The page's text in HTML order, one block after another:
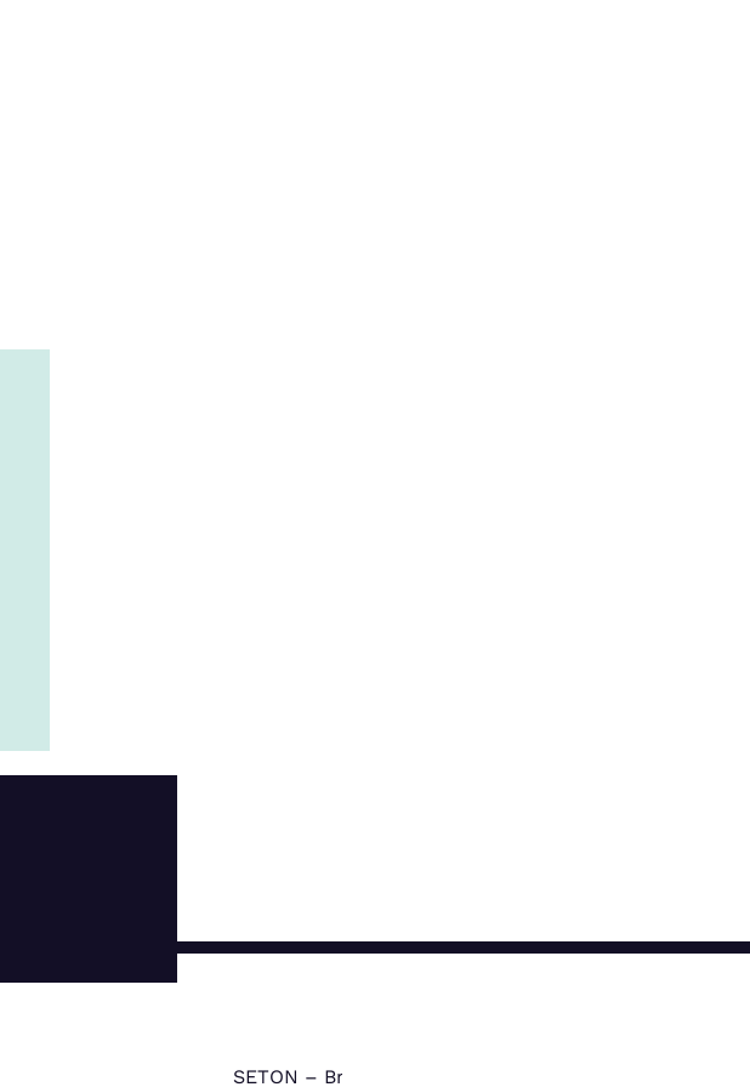
SETON – Brady GmbH